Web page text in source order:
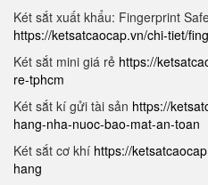
Két sắt xuất khẩu: Fingerprint
https://ketsatcaocap.vn/chi-tiet/
Két sắt mini giá rẻ https://
re-tphcm
Két sắt kí gửi tài sản https://
hang-nha-nuoc-bao-mat-an-toan
Két sắt cơ khí https://
hang